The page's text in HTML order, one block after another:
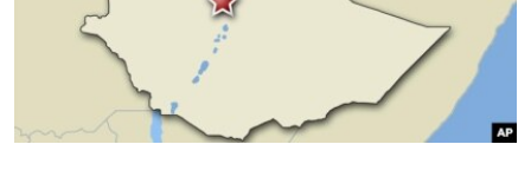
ቂሔ ጽልሚ
ቋንቋታት